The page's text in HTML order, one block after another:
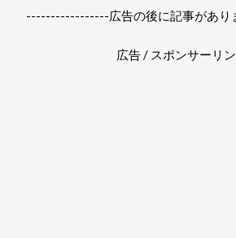
-----------------広告の後に記事があ
広告 / スポンサーリ